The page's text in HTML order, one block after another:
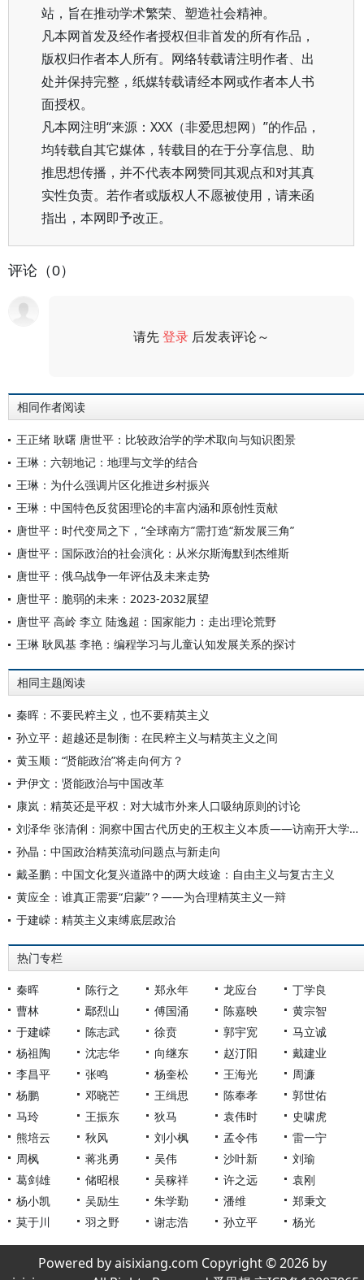
站，旨在推动学术繁荣、塑造社会精神。
凡本网首发及经作者授权但非首发的所有作品，
版权归作者本人所有。网络转载请注明作者、出
处并保持完整，纸媒转载请经本网或作者本人书
面授权。
凡本网注明“来源：XXX（非爱思想网）”的作品，
均转载自其它媒体，转载目的在于分享信息、助
推思想传播，并不代表本网赞同其观点和对其真
实性负责。若作者或版权人不愿被使用，请来函
指出，本网即予改正。
评论（0）
请先登录 后发表评论～
相同作者阅读
王正绪 耿曙 唐世平：比较政治学的学术取向与知识图景
王琳：六朝地记：地理与文学的结合
王琳：为什么强调片区化推进乡村振兴
王琳：中国特色反贫困理论的丰富内涵和原创性贡献
唐世平：时代变局之下，“全球南方”需打造“新发展三角”
唐世平：国际政治的社会演化：从米尔斯海默到杰维斯
唐世平：俄乌战争一年评估及未来走势
唐世平：脆弱的未来：2023-2032展望
唐世平 高岭 李立 陆逸超：国家能力：走出理论荒野
王琳 耿凤基 李艳：编程学习与儿童认知发展关系的探讨
相同主题阅读
秦晖：不要民粹主义，也不要精英主义
孙立平：超越还是制衡：在民粹主义与精英主义之间
黄玉顺：“贤能政治”将走向何方？
尹伊文：贤能政治与中国改革
康岚：精英还是平权：对大城市外来人口吸纳原则的讨论
刘泽华 张清俐：洞察中国古代历史的王权主义本质——访南开大学荣誉教授刘泽华
孙晶：中国政治精英流动问题点与新走向
戴圣鹏：中国文化复兴道路中的两大歧途：自由主义与复古主义
黄应全：谁真正需要“启蒙”？——为合理精英主义一辩
于建嵘：精英主义束缚底层政治
热门专栏
秦晖 陈行之 郑永年 龙应台
丁学良
曹林
鄢烈山 傅国涌 陈嘉映
黄宗智
于建嵘
陈志武 徐贲 郭宇宽
马立诚
杨祖陶
沈志华 向继东 赵汀阳
戴建业
李昌平
张鸣 杨奎松 王海光
周濂
杨鹏
邓晓芒 王缉思 陈奉孝
郭世佑
马玲
王振东 狄马 袁伟时
史啸虎
熊培云
秋风 刘小枫 孟令伟
雷一宁
周枫
蒋兆勇 吴伟 沙叶新
刘瑜
葛剑雄
储昭根 吴稼祥 许之远
袁刚
杨小凯
吴励生 朱学勤 潘维
郑秉文
莫于川
羽之野 谢志浩 孙立平 杨光
Powered by aisixiang.com Copyright © 2026 by